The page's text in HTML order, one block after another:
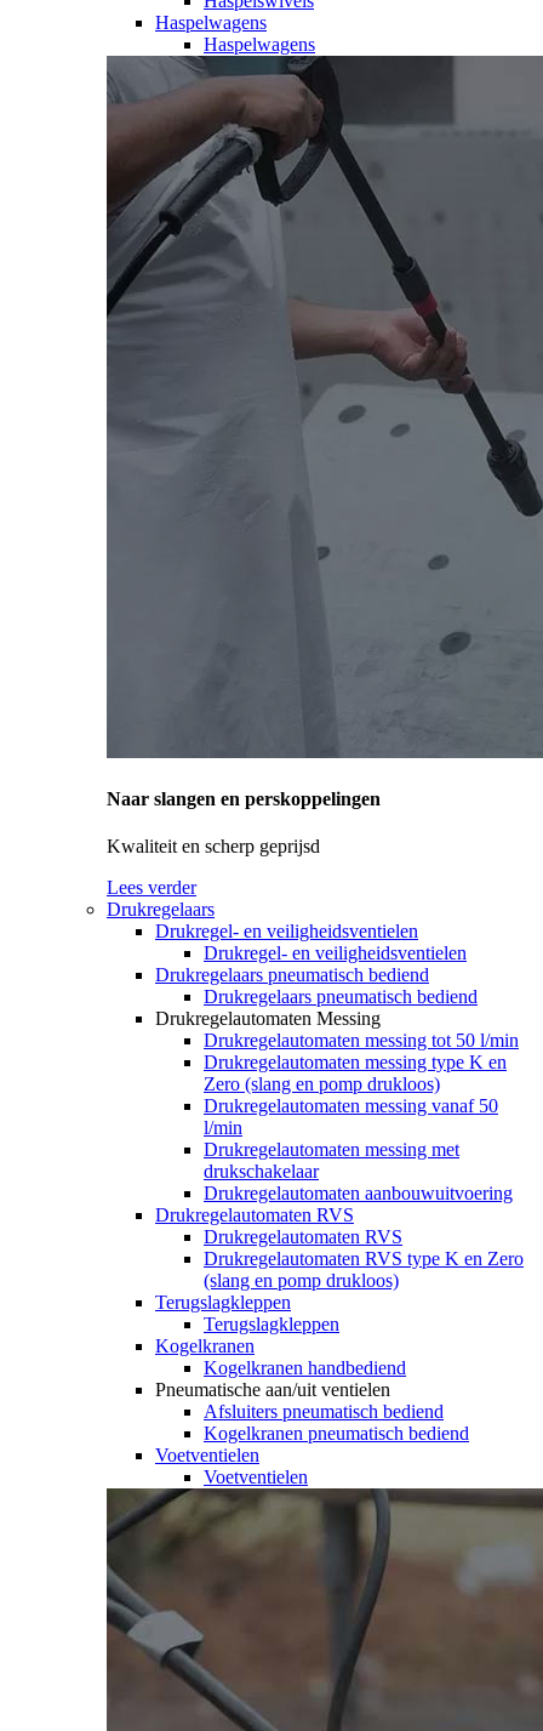
Haspelwagens
Haspelwagens
Naar slangen en perskoppelingen
Kwaliteit en scherp geprijsd
Lees verder
Drukregelaars
Drukregel- en veiligheidsventielen
Drukregel- en veiligheidsventielen
Drukregelaars pneumatisch bediend
Drukregelaars pneumatisch bediend
Drukregelautomaten Messing
Drukregelautomaten messing tot 50 l/min
Drukregelautomaten messing type K en
Zero (slang en pomp drukloos)
Drukregelautomaten messing vanaf 50
l/min
Drukregelautomaten messing met
drukschakelaar
Drukregelautomaten aanbouwuitvoering
Drukregelautomaten RVS
Drukregelautomaten RVS
Drukregelautomaten RVS type K en Zero
(slang en pomp drukloos)
Terugslagkleppen
Terugslagkleppen
Kogelkranen
Kogelkranen handbediend
Pneumatische aan/uit ventielen
Afsluiters pneumatisch bediend
Kogelkranen pneumatisch bediend
Voetventielen
Voetventielen